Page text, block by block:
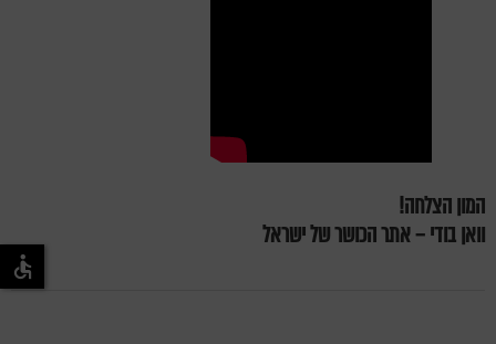
המון הצלחה!
וואן בודי – אתר הכושר של ישראל